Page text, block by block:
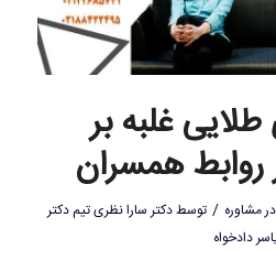
غلبه بر
روابط همسران
درمشاوره / توسطدکتر سارا نظری تیم دکتر
دادخواه